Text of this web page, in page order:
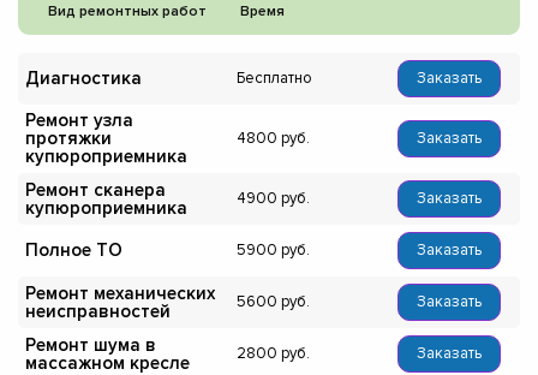
Вид ремонтных работ Время
Диагностика Бесплатно Заказать
Ремонт узла
протяжки
купюроприемника
4800 Заказать
Ремонт сканера
купюроприемника
4900 Заказать
Полное ТО 5900 Заказать
Ремонт механических
неисправностей
5600 Заказать
Ремонт шума в
массажном кресле
2800 Заказать